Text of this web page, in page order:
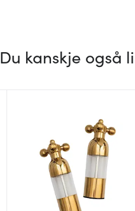
Du kanskje også